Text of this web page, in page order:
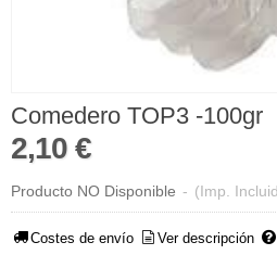
Comedero TOP3 -100gr
2,10 €
Producto NO Disponible - (Imp.
Costes de envío Ver descripción